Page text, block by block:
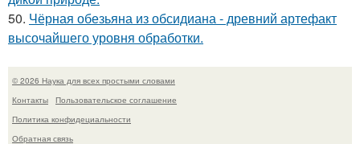
50. Чёрная обезьяна из обсидиана - древний артефакт
высочайшего уровня обработки.
© 2026 Наука для всех простыми словами
Контакты
Пользовательское соглашение
Политика конфидециальности
Обратная связь